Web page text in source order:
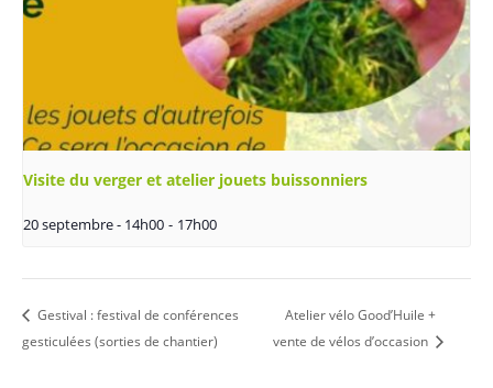
Visite du verger et atelier jouets buissonniers
20 septembre - 14h00 - 17h00
Gestival : festival de conférences
gesticulées (sorties de chantier)
Atelier vélo Good’Huile +
vente de vélos d’occasion